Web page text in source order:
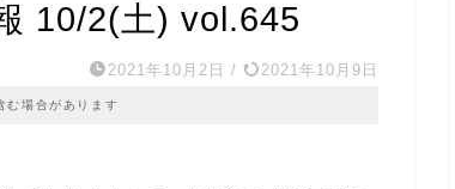
10/2(土) vol.645
2021年10月2日 / 2021年10月9日
む場合があります